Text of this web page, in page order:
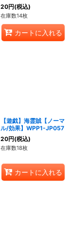
20円(税込)
在庫数14枚
カートに入れる
【遊戯】海霊賊【ノーマ
ル/効果】WPP1-JP057
20円(税込)
在庫数18枚
カートに入れる